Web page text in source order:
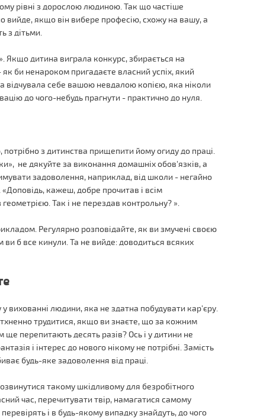
рівні з дорослою людиною. Так що частіше
вийде, якщо він вибере професію, схожу на вашу, а
з дітьми.
Якщо дитина виграла конкурс, збирається на
би ненароком пригадаєте власний успіх, який
відчувала себе вашою невдалою копією, яка ніколи
до чого-небудь прагнути - практично до нуля.
з дитинства прищепити йому огиду до праці.
не дякуйте за виконання домашніх обов'язків, а
задоволення, наприклад, від школи - негайно
кажеш, добре прочитав і всім
Так і не перездав контрольну? ».
Регулярно розповідайте, як ви змучені своєю
б все кинули. Та не вийде: доводиться всяких
вихованні людини, яка не здатна побудувати кар'єру.
трудитися, якщо ви знаєте, що за кожним
перепитають десять разів? Ось і у дитини не
і інтерес до нового нікому не потрібні. Замість
будь-яке задоволення від праці.
такому шкідливому для безробітного
час, перечитувати твір, намагатися самому
і в будь-якому випадку знайдуть, до чого